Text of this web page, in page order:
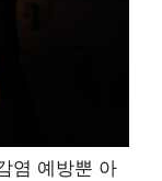
염 예방뿐 아